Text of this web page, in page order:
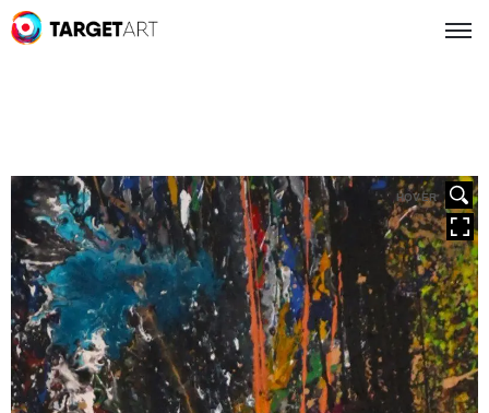
HOVER